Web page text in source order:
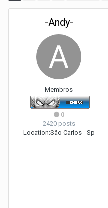
-Andy-
Membros
0
2420 posts
Location:São Carlos - Sp